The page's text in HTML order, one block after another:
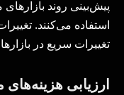
پیش‌بینی روند
تغییرات سریع در
ارزیابی